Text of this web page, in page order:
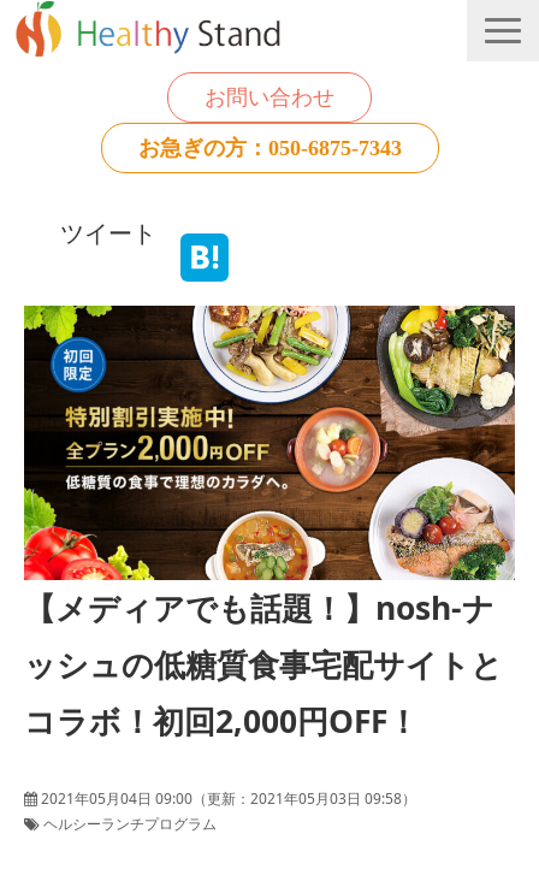
お問い合わせ
お急ぎの方：050-6875-7343
個人のお客様
ツイート
【メディアでも話題！】nosh-ナ
ッシュの低糖質食事宅配サイトと
コラボ！初回2,000円OFF！
2021年05月04日 09:00 （更新： 2021年05月03日 09:58）
ヘルシーランチプログラム